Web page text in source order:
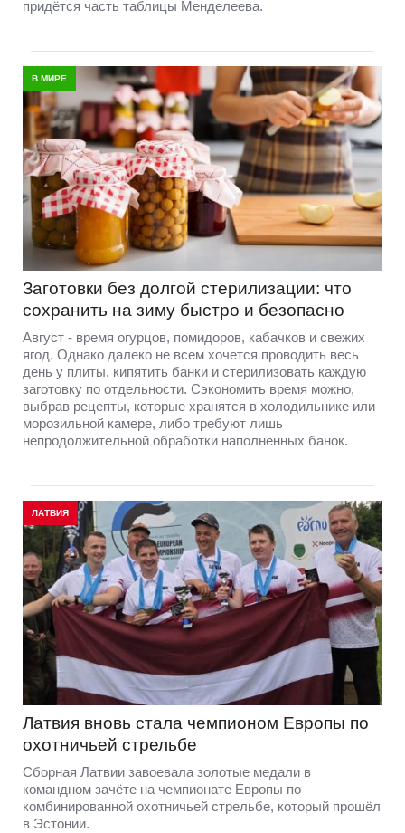
придётся часть таблицы Менделеева.
В МИРЕ
Заготовки без долгой стерилизации: что
сохранить на зиму быстро и безопасно
Август - время огурцов, помидоров, кабачков и свежих
ягод. Однако далеко не всем хочется проводить весь
день у плиты, кипятить банки и стерилизовать каждую
заготовку по отдельности. Сэкономить время можно,
выбрав рецепты, которые хранятся в холодильнике или
морозильной камере, либо требуют лишь
непродолжительной обработки наполненных банок.
ЛАТВИЯ
Латвия вновь стала чемпионом Европы по
охотничьей стрельбе
Сборная Латвии завоевала золотые медали в
командном зачёте на чемпионате Европы по
комбинированной охотничьей стрельбе, который прошёл
в Эстонии.